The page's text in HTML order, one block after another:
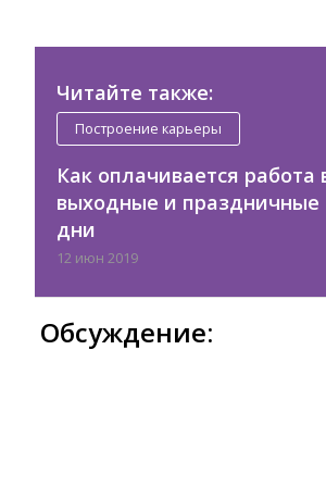
Читайте также:
Построение карьеры
Как оплачивается работа
выходные и праздничные
дни
12 июн 2019
Обсуждение: